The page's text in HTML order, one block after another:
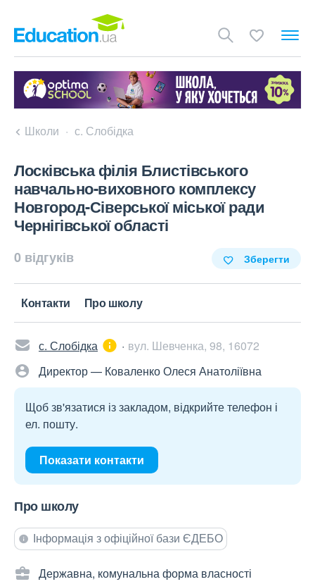
Школи с. Слобідка
Лосківська філія Блистівського
навчально-виховного комплексу
Новгород-Сіверської міської ради
Чернігівської області
0 відгуків Зберегти
Контакти Про школу
с. Слобідка
вул. Шевченка, 98, 16072
Директор — Коваленко Олеся Анатоліївна
Щоб зв'язатися із закладом, відкрийте телефон і
ел. пошту.
Показати контакти
Про школу
Інформація з офіційної бази ЄДЕБО
Державна, комунальна форма власності